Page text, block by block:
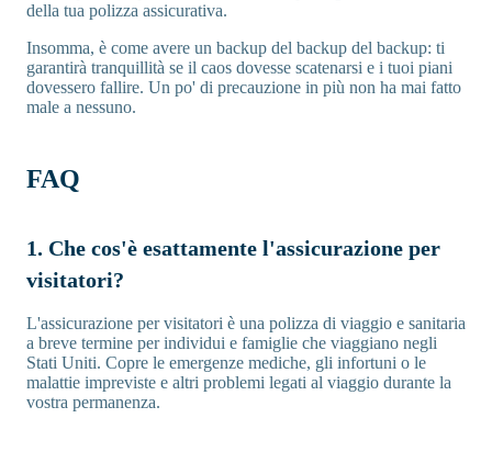
della tua polizza assicurativa.
Insomma, è come avere un backup del backup del backup: ti
garantirà tranquillità se il caos dovesse scatenarsi e i tuoi piani
dovessero fallire. Un po' di precauzione in più non ha mai fatto
male a nessuno.
FAQ
1. Che cos'è esattamente l'assicurazione per
visitatori?
L'assicurazione per visitatori è una polizza di viaggio e sanitaria
a breve termine per individui e famiglie che viaggiano negli
Stati Uniti. Copre le emergenze mediche, gli infortuni o le
malattie impreviste e altri problemi legati al viaggio durante la
vostra permanenza.